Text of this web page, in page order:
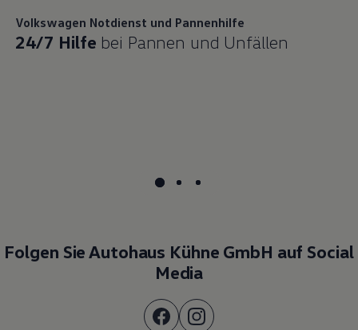
Volkswagen Notdienst und Pannenhilfe
24/7 Hilfe bei Pannen und Unfällen
Folgen Sie Autohaus Kühne GmbH auf Social
Media